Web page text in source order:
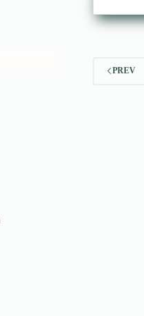
PREV